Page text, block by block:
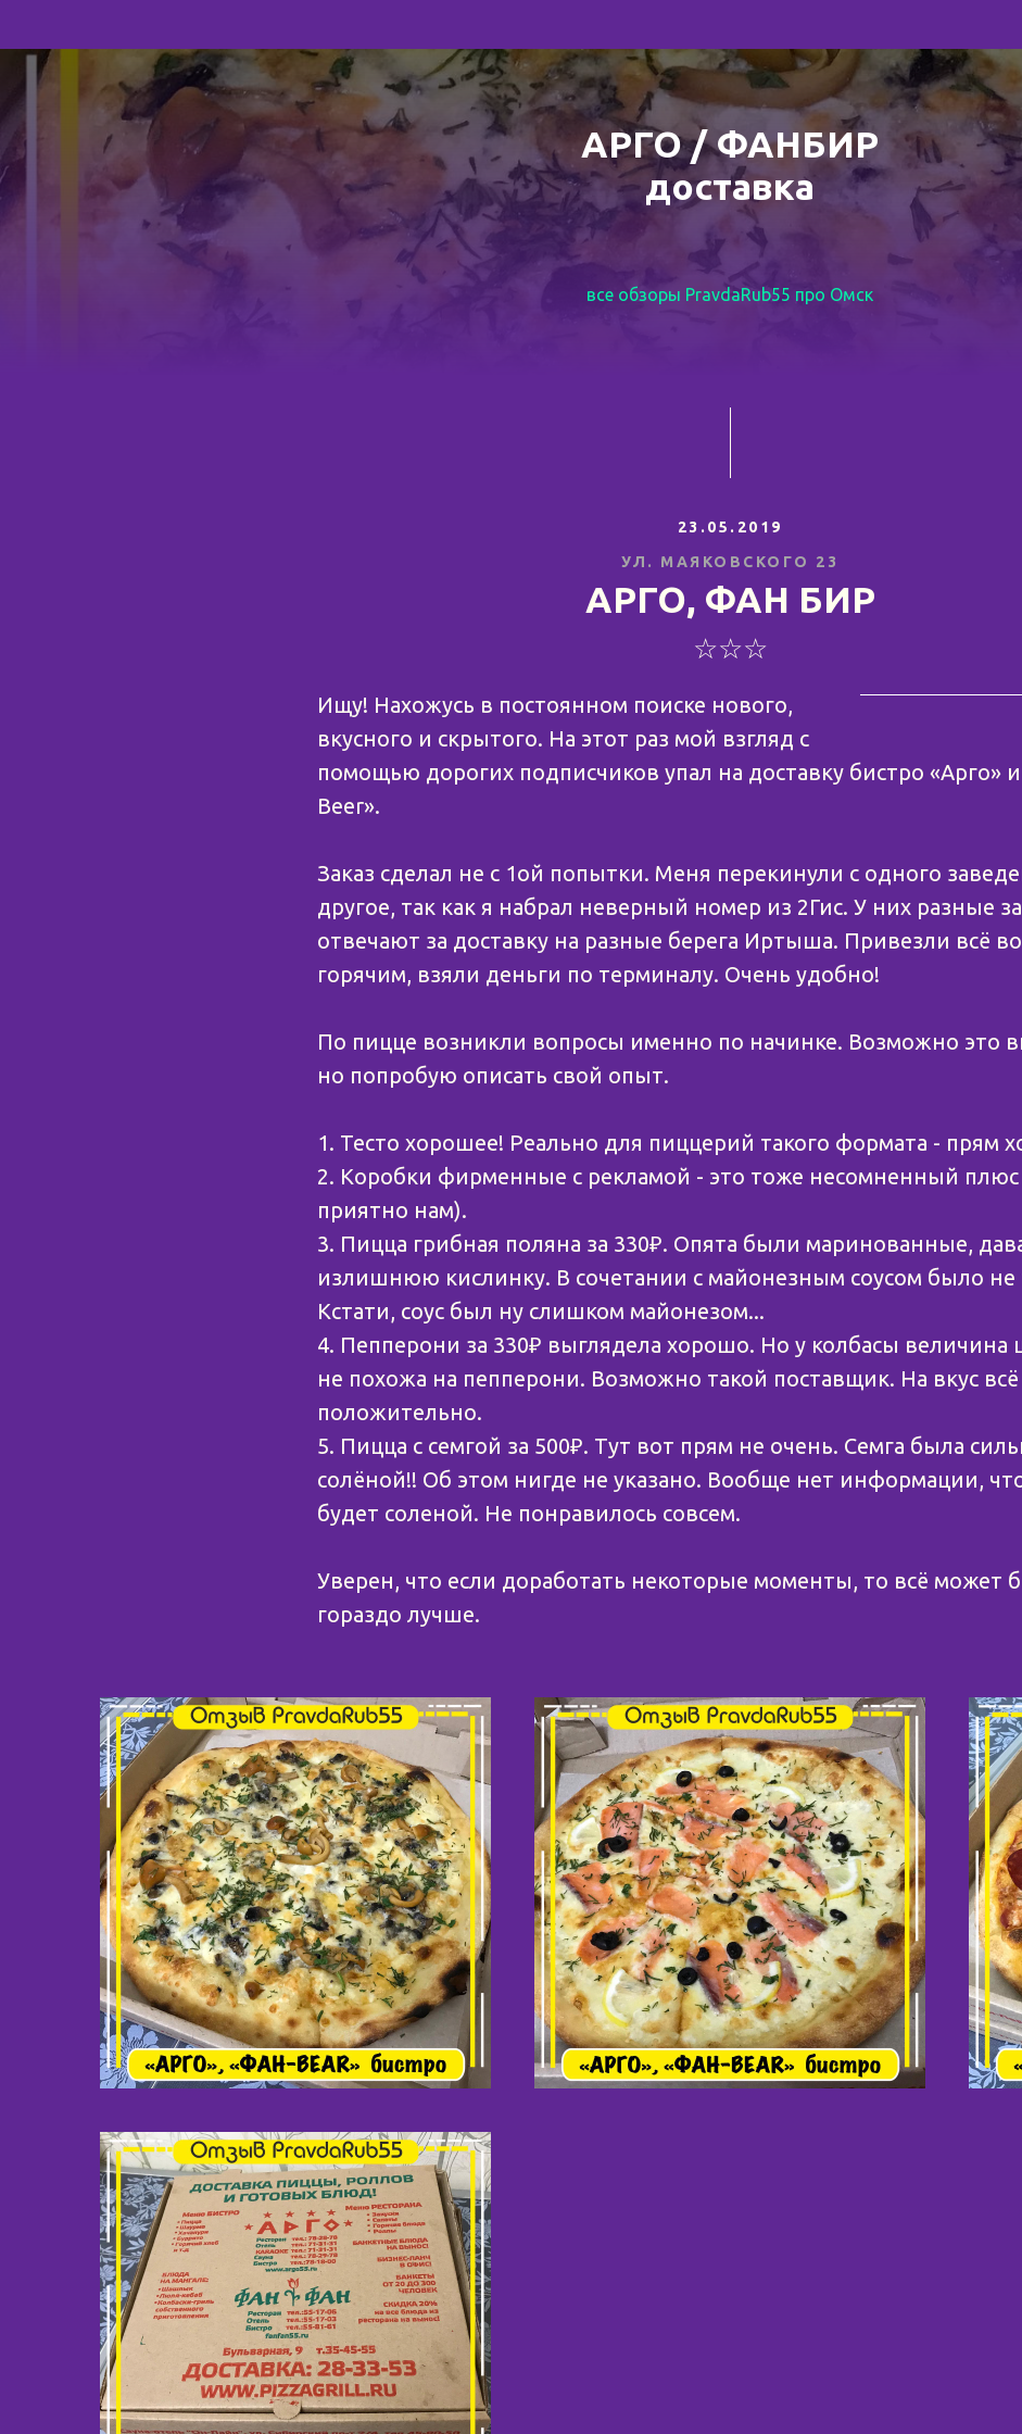
АРГО / ФАНБИР
доставка
все обзоры PravdaRub55 про Омск
23.05.2019
УЛ. МАЯКОВСКОГО 23
АРГО, ФАН БИР
☆☆☆
Ищу! Нахожусь в постоянном поиске нового,
вкусного и скрытого. На этот раз мой взгляд с
помощью дорогих подписчиков упал на доставку бистро «Арго»
Beer».
Заказ сделал не с 1ой попытки. Меня перекинули с одного
другое, так как я набрал неверный номер из 2Гис. У них разные
отвечают за доставку на разные берега Иртыша. Привезли всё
горячим, взяли деньги по терминалу. Очень удобно!
По пицце возникли вопросы именно по начинке. Возможно это
но попробую описать свой опыт.
1. Тесто хорошее! Реально для пиццерий такого формата - прям
2. Коробки фирменные с рекламой - это тоже несомненный плюс
приятно нам).
3. Пицца грибная поляна за 330₽. Опята были маринованные,
излишнюю кислинку. В сочетании с майонезным соусом было не
Кстати, соус был ну слишком майонезом...
4. Пепперони за 330₽ выглядела хорошо. Но у колбасы величина
не похожа на пепперони. Возможно такой поставщик. На вкус всё
положительно.
5. Пицца с семгой за 500₽. Тут вот прям не очень. Семга была
солёной!! Об этом нигде не указано. Вообще нет информации,
будет соленой. Не понравилось совсем.
Уверен, что если доработать некоторые моменты, то всё может
гораздо лучше.